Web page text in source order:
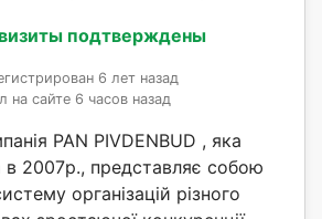
подтверждены
6 лет назад
на сайте 6 часов назад
PAN PIVDENBUD , яка
в 2007р., представляє собою
організацій різного